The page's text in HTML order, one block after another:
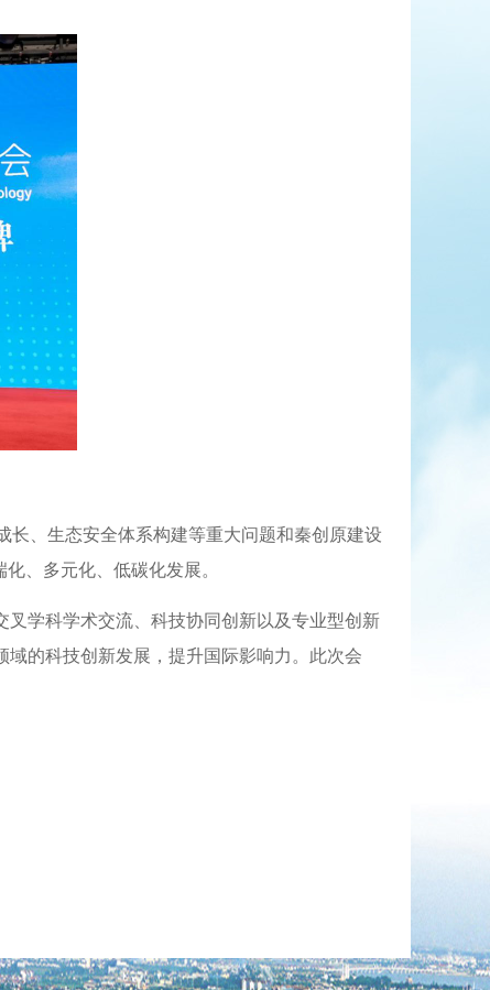
长、生态安全体系构建等重大问题和秦创原建设
、多元化、低碳化发展。
学科学术交流、科技协同创新以及专业型创新
的科技创新发展，提升国际影响力。此次会